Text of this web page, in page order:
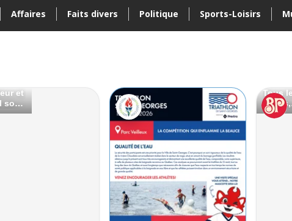
Affaires Faits divers Politique Sports-Loisirs